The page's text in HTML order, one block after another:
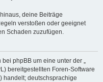
deine Beiträge
verstoßen oder geeignet
Schaden zuzufügen.
phpBB um eine unter der „
bereitgestellten Foren-Software
) handelt; deutschsprachige